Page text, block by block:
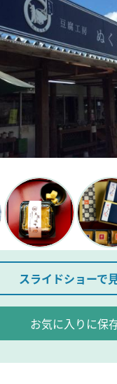
スライドショーで
お気に入りに保